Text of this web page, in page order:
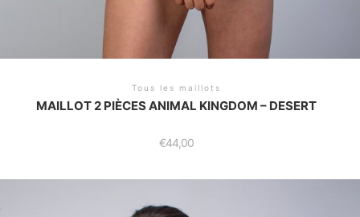
Tous les maillots
MAILLOT 2 PIÈCES ANIMAL KINGDOM – DESERT
€44,00